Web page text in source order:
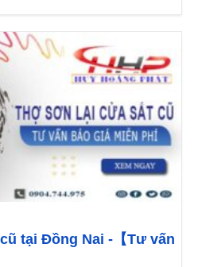
tại Đồng Nai -【Tư vấn